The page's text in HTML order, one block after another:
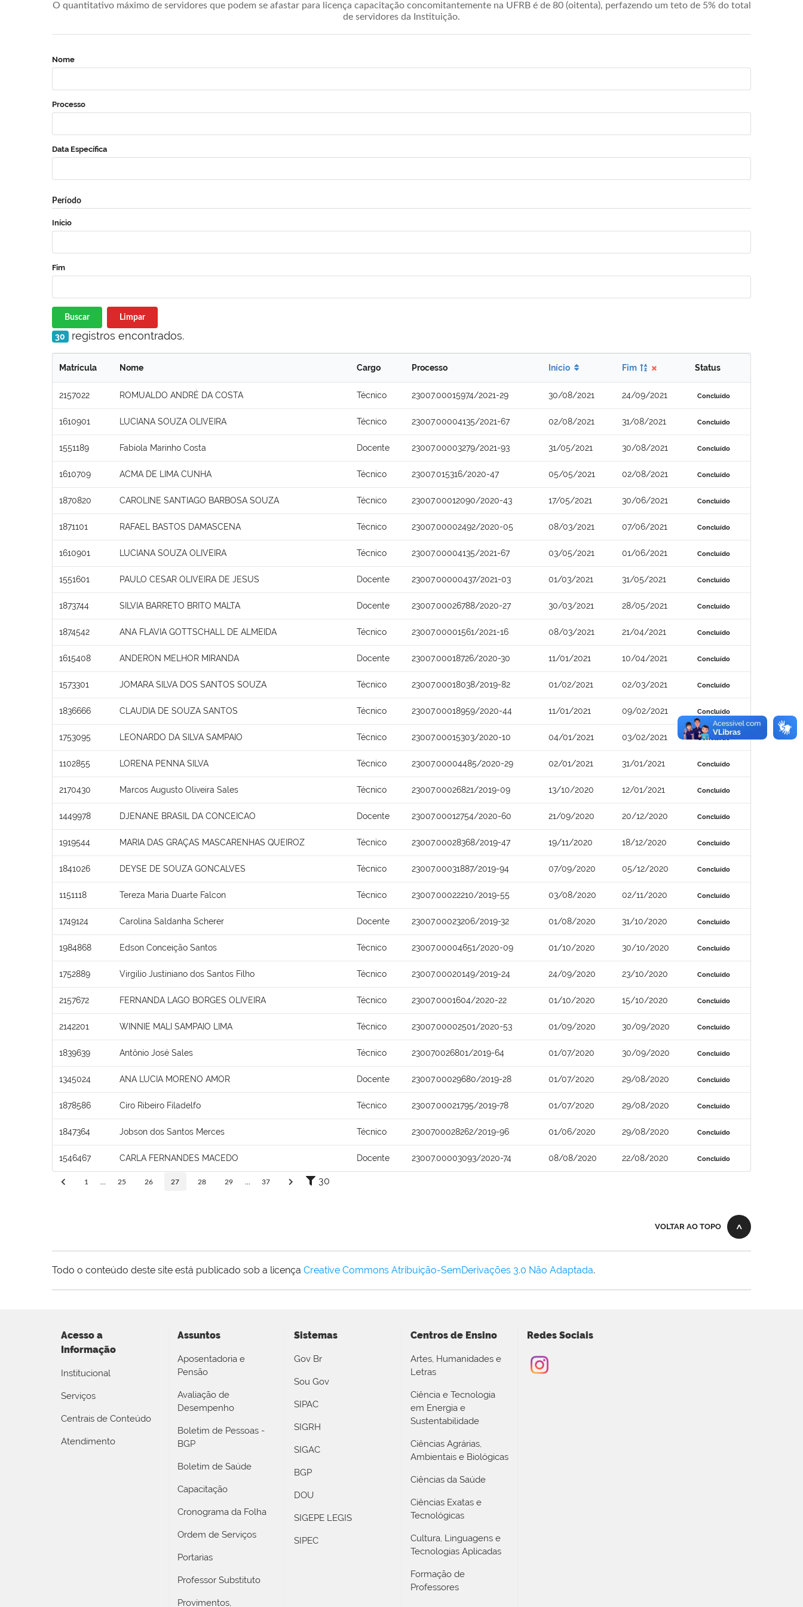
O quantitativo máximo de servidores que podem se afastar para licença capacitação concomitantemente na UFRB é de 80 (oitenta), perfazendo um teto de 5% do total
de servidores da Instituição.
Nome
Processo
Data Específica
Período
Início
Fim
Buscar Limpar
30 registros encontrados.
Matrícula Nome Cargo Processo Início Fim Status
2157022 ROMUALDO ANDRÉ DA COSTA Técnico 23007.00015974/2021-29 30/08/2021 24/09/2021 Concluído
1610901 LUCIANA SOUZA OLIVEIRA Técnico 23007.00004135/2021-67 02/08/2021 31/08/2021 Concluído
1551189 Fabíola Marinho Costa Docente 23007.00003279/2021-93 31/05/2021 30/08/2021 Concluído
1610709 ACMA DE LIMA CUNHA Técnico 23007.015316/2020-47 05/05/2021 02/08/2021 Concluído
1870820 CAROLINE SANTIAGO BARBOSA SOUZA Técnico 23007.00012090/2020-43 17/05/2021 30/06/2021 Concluído
1871101 RAFAEL BASTOS DAMASCENA Técnico 23007.00002492/2020-05 08/03/2021 07/06/2021 Concluído
1610901 LUCIANA SOUZA OLIVEIRA Técnico 23007.00004135/2021-67 03/05/2021 01/06/2021 Concluído
1551601 PAULO CESAR OLIVEIRA DE JESUS Docente 23007.00000437/2021-03 01/03/2021 31/05/2021 Concluído
1873744 SILVIA BARRETO BRITO MALTA Docente 23007.00026788/2020-27 30/03/2021 28/05/2021 Concluído
1874542 ANA FLAVIA GOTTSCHALL DE ALMEIDA Técnico 23007.00001561/2021-16 08/03/2021 21/04/2021 Concluído
1615408 ANDERON MELHOR MIRANDA Docente 23007.00018726/2020-30 11/01/2021 10/04/2021 Concluído
1573301 JOMARA SILVA DOS SANTOS SOUZA Técnico 23007.00018038/2019-82 01/02/2021 02/03/2021 Concluído
1836666 CLAUDIA DE SOUZA SANTOS Técnico 23007.00018959/2020-44 11/01/2021 09/02/2021 Concluído
1753095 LEONARDO DA SILVA SAMPAIO Técnico 23007.00015303/2020-10 04/01/2021 03/02/2021 Concluído
1102855 LORENA PENNA SILVA Técnico 23007.00004485/2020-29 02/01/2021 31/01/2021 Concluído
2170430 Marcos Augusto Oliveira Sales Técnico 23007.00026821/2019-09 13/10/2020 12/01/2021 Concluído
1449978 DJENANE BRASIL DA CONCEICAO Docente 23007.00012754/2020-60 21/09/2020 20/12/2020 Concluído
1919544 MARIA DAS GRAÇAS MASCARENHAS QUEIROZ Técnico 23007.00028368/2019-47 19/11/2020 18/12/2020 Concluído
1841026 DEYSE DE SOUZA GONCALVES Técnico 23007.00031887/2019-94 07/09/2020 05/12/2020 Concluído
1151118 Tereza Maria Duarte Falcon Técnico 23007.00022210/2019-55 03/08/2020 02/11/2020 Concluído
1749124 Carolina Saldanha Scherer Docente 23007.00023206/2019-32 01/08/2020 31/10/2020 Concluído
1984868 Edson Conceição Santos Técnico 23007.00004651/2020-09 01/10/2020 30/10/2020 Concluído
1752889 Virgilio Justiniano dos Santos Filho Técnico 23007.00020149/2019-24 24/09/2020 23/10/2020 Concluído
2157672 FERNANDA LAGO BORGES OLIVEIRA Técnico 23007.0001604/2020-22 01/10/2020 15/10/2020 Concluído
2142201 WINNIE MALI SAMPAIO LIMA Técnico 23007.00002501/2020-53 01/09/2020 30/09/2020 Concluído
1839639 Antônio José Sales Técnico 230070026801/2019-64 01/07/2020 30/09/2020 Concluído
1345024 ANA LUCIA MORENO AMOR Docente 23007.00029680/2019-28 01/07/2020 29/08/2020 Concluído
1878586 Ciro Ribeiro Filadelfo Técnico 23007.00021795/2019-78 01/07/2020 29/08/2020 Concluído
1847364 Jobson dos Santos Merces Técnico 2300700028262/2019-96 01/06/2020 29/08/2020 Concluído
1546467 CARLA FERNANDES MACEDO Docente 23007.00003093/2020-74 08/08/2020 22/08/2020 Concluído
1 25 26 27 28 29 37 30
VOLTAR AO TOPO
Todo o conteúdo deste site está publicado sob a licença Creative Commons Atribuição-SemDerivações 3.0 Não Adaptada.
Acesso a
Informação
Institucional
Serviços
Centrais de Conteúdo
Atendimento
Assuntos
Aposentadoria e
Pensão
Avaliação de
Desempenho
Boletim de Pessoas -
BGP
Boletim de Saúde
Capacitação
Cronograma da Folha
Ordem de Serviços
Portarias
Professor Substituto
Provimentos,
Sistemas
Gov Br
Sou Gov
SIPAC
SIGRH
SIGAC
BGP
DOU
SIGEPE LEGIS
SIPEC
Centros de Ensino
Artes, Humanidades e
Letras
Ciência e Tecnologia
em Energia e
Sustentabilidade
Ciências Agrárias,
Ambientais e Biológicas
Ciências da Saúde
Ciências Exatas e
Tecnológicas
Cultura, Linguagens e
Tecnologias Aplicadas
Formação de
Professores
Redes Sociais